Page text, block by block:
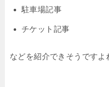
駐車場記事
チケット記事
などを紹介できそうですよ